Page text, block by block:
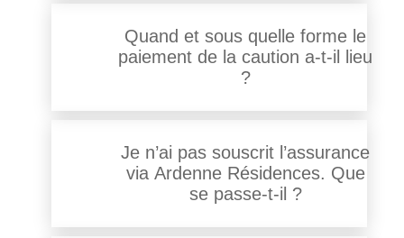
Quand et sous quelle forme le
paiement de la caution a-t-il lieu
?
Je n’ai pas souscrit l’assurance
via Ardenne Résidences. Que
se passe-t-il ?